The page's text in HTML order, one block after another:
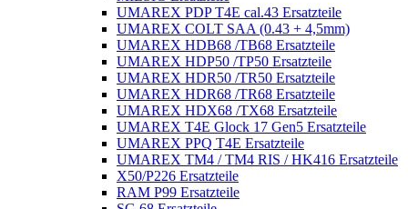
UMAREX PDP T4E cal.43 Ersatzteile
UMAREX COLT SAA (0.43 + 4,5mm)
UMAREX HDB68 /TB68 Ersatzteile
UMAREX HDP50 /TP50 Ersatzteile
UMAREX HDR50 /TR50 Ersatzteile
UMAREX HDR68 /TR68 Ersatzteile
UMAREX HDX68 /TX68 Ersatzteile
UMAREX T4E Glock 17 Gen5 Ersatzteile
UMAREX PPQ T4E Ersatzteile
UMAREX TM4 / TM4 RIS / HK416 Ersatzteile
X50/P226 Ersatzteile
RAM P99 Ersatzteile